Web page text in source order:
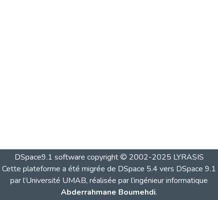
DSpace9.1 software copyright © 2002-2025 LYRASIS
Cette plateforme a été migrée de DSpace 5.4 vers DSpace 9.1
par l’Université UMAB, réalisée par l’ingénieur informatique
Abderrahmane Boumehdi.